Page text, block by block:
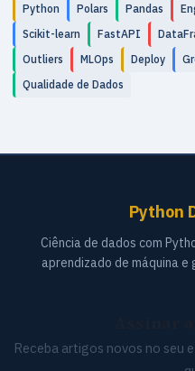
Python Polars Pandas
Scikit-learn
FastAPI
Outliers
MLOps Deploy
Qualidade de Dados
Python
Ciência de dados com
aprendizado de máquina e
Receba artigos novos no seu